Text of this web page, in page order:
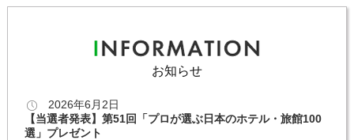
お知らせ
2026年6月2日
【当選者発表】第51回「プロが選ぶ日本のホテル・旅館100
選」プレゼント